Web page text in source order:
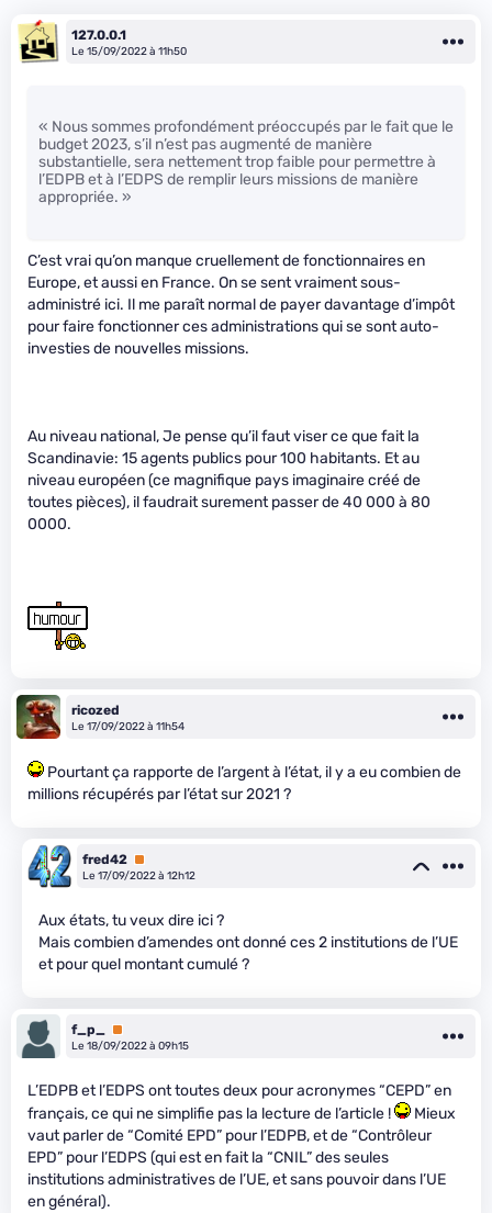
127.0.0.1
Le 15/09/2022 à 11h50
« Nous sommes profondément préoccupés par le fait que le
budget 2023, s’il n’est pas augmenté de manière
substantielle, sera nettement trop faible pour permettre à
l’EDPB et à l’EDPS de remplir leurs missions de manière
appropriée. »
C’est vrai qu’on manque cruellement de fonctionnaires en
Europe, et aussi en France. On se sent vraiment sous-
administré ici. Il me paraît normal de payer davantage d’impôt
pour faire fonctionner ces administrations qui se sont auto-
investies de nouvelles missions.
Au niveau national, Je pense qu’il faut viser ce que fait la
Scandinavie: 15 agents publics pour 100 habitants. Et au
niveau européen (ce magnifique pays imaginaire créé de
toutes pièces), il faudrait surement passer de 40 000 à 80
0000.
ricozed
Le 17/09/2022 à 11h54
Pourtant ça rapporte de l’argent à l’état, il y a eu combien de
millions récupérés par l’état sur 2021 ?
fred42 Premium
Le 17/09/2022 à 12h12
Aux états, tu veux dire ici ?
Mais combien d’amendes ont donné ces 2 institutions de l’UE
et pour quel montant cumulé ?
f_p_
Premium
Le 18/09/2022 à 09h15
L’EDPB et l’EDPS ont toutes deux pour acronymes “CEPD” en
français, ce qui ne simplifie pas la lecture de l’article !
Mieux
vaut parler de “Comité EPD” pour l’EDPB, et de “Contrôleur
EPD” pour l’EDPS (qui est en fait la “CNIL” des seules
institutions administratives de l’UE, et sans pouvoir dans l’UE
en général).